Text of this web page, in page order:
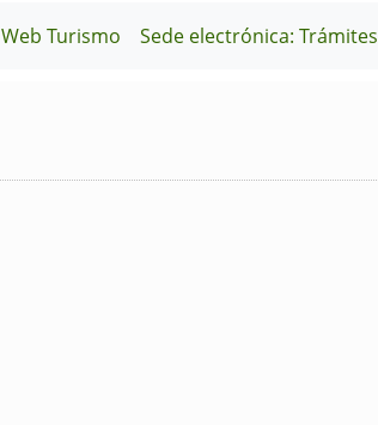
Web Turismo Sede electrónica: Trámites